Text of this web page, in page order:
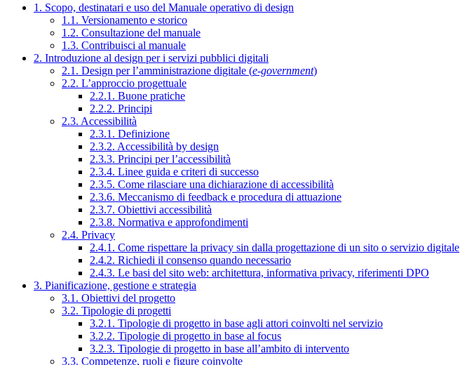
1. Scopo, destinatari e uso del Manuale operativo di design
1.1. Versionamento e storico
1.2. Consultazione del manuale
1.3. Contribuisci al manuale
2. Introduzione al design per i servizi pubblici digitali
2.1. Design per l’amministrazione digitale (e-government)
2.2. L’approccio progettuale
2.2.1. Buone pratiche
2.2.2. Principi
2.3. Accessibilità
2.3.1. Definizione
2.3.2. Accessibilità by design
2.3.3. Principi per l’accessibilità
2.3.4. Linee guida e criteri di successo
2.3.5. Come rilasciare una dichiarazione di accessibilità
2.3.6. Meccanismo di feedback e procedura di attuazione
2.3.7. Obiettivi accessibilità
2.3.8. Normativa e approfondimenti
2.4. Privacy
2.4.1. Come rispettare la privacy sin dalla progettazione di un sito o servizio digitale
2.4.2. Richiedi il consenso quando necessario
2.4.3. Le basi del sito web: architettura, informativa privacy, riferimenti DPO
3. Pianificazione, gestione e strategia
3.1. Obiettivi del progetto
3.2. Tipologie di progetti
3.2.1. Tipologie di progetto in base agli attori coinvolti nel servizio
3.2.2. Tipologie di progetto in base al focus
3.2.3. Tipologie di progetto in base all’ambito di intervento
3.3. Competenze, ruoli e figure coinvolte